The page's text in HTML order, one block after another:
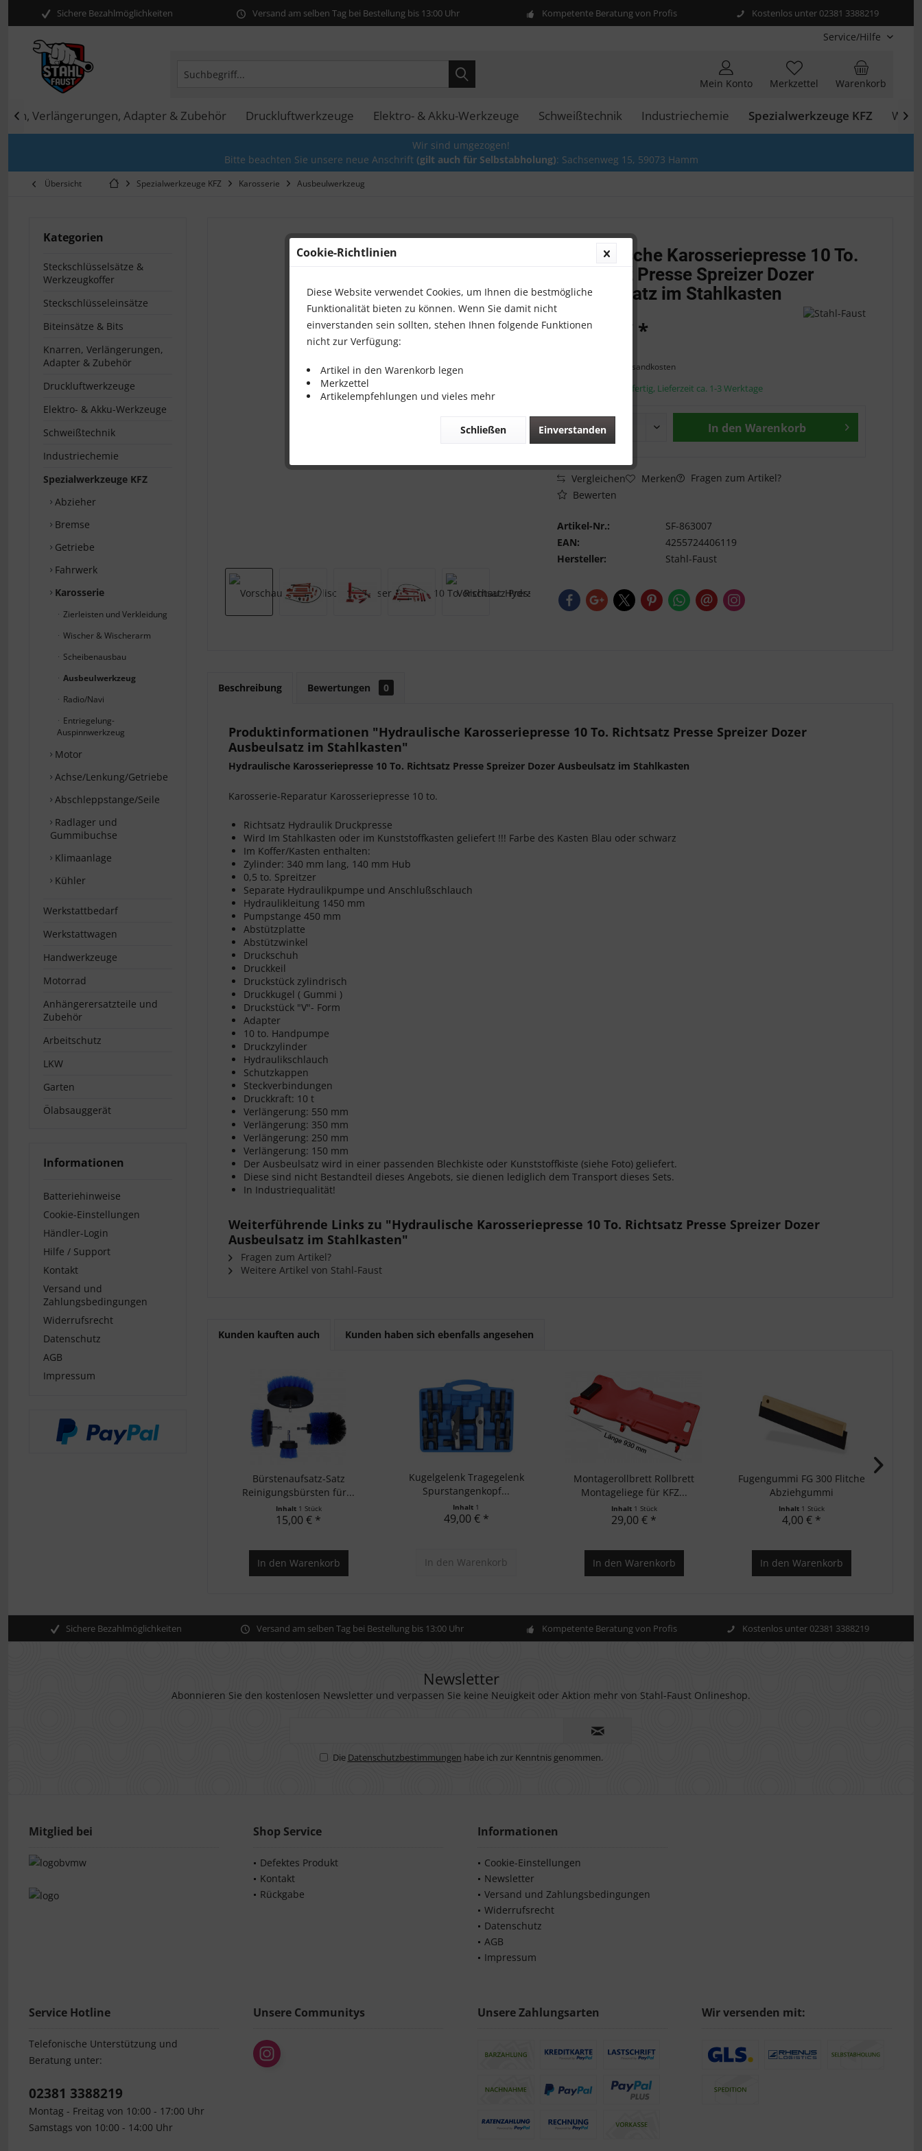
Sichere Bezahlmöglichkeiten Versand am selben Tag bei Bestellung bis 13:00 Uhr Kompetente Beratung von Profis Kostenlos unter 02381 3388219
Service/Hilfe
Warenkorb
Merkzettel
Mein Konto
Verlängerungen, Adapter & Zubehör Druckluftwerkzeuge Elektro- & Akku-Werkzeuge Schweißtechnik Industriechemie Spezialwerkzeuge KFZ
 
Wir sind umgezogen!
Bitte beachten Sie unsere neue Anschrift (gilt auch für Selbstabholung): Sachsenweg 15, 59073 Hamm
Übersicht Spezialwerkzeuge KFZ Karosserie Ausbeulwerkzeug
Kategorien
Steckschlüsselsätze &
Werkzeugkoffer
Steckschlüsseleinsätze
Biteinsätze & Bits
Knarren, Verlängerungen,
Adapter & Zubehör
Druckluftwerkzeuge
Elektro- & Akku-Werkzeuge
Schweißtechnik
Industriechemie
Spezialwerkzeuge KFZ
Abzieher
Bremse
Getriebe
Fahrwerk
Karosserie
Zierleisten und Verkleidung
Wischer & Wischerarm
Scheibenausbau
Ausbeulwerkzeug
Radio/Navi
Entriegelung-
Auspinnwerkzeug
Motor
Achse/Lenkung/Getriebe
Abschleppstange/Seile
Radlager und
Gummibuchse
Klimaanlage
Kühler
Werkstattbedarf
Werkstattwagen
Handwerkzeuge
Motorrad
Anhängerersatzteile und
Zubehör
Arbeitschutz
LKW
Garten
Ölabsauggerät
Informationen
Batteriehinweise
Cookie-Einstellungen
Händler-Login
Hilfe / Support
Kontakt
Versand und
Zahlungsbedingungen
Widerrufsrecht
Datenschutz
AGB
Impressum
Hydraulische Karosseriepresse 10 To.
Richtsatz Presse Spreizer Dozer
Ausbeulsatz im Stahlkasten
139,00 € *
zzgl. Versandkosten
Sofort versandfertig, Lieferzeit ca. 1-3 Werktage
In den Warenkorb
Vergleichen Merken
Fragen zum Artikel?
Bewerten
Artikel-Nr.:
SF-863007
EAN:
4255724406119
Hersteller:
Stahl-Faust
Beschreibung Bewertungen 0
Produktinformationen "Hydraulische Karosseriepresse 10 To. Richtsatz Presse Spreizer Dozer
Ausbeulsatz im Stahlkasten"
Hydraulische Karosseriepresse 10 To. Richtsatz Presse Spreizer Dozer Ausbeulsatz im Stahlkasten
Karosserie-Reparatur Karosseriepresse 10 to.
Richtsatz Hydraulik Druckpresse
Wird Im Stahlkasten oder im Kunststoffkasten geliefert !!! Farbe des Kasten Blau oder schwarz
Im Koffer/Kasten enthalten:
Zylinder: 340 mm lang, 140 mm Hub
0,5 to. Spreitzer
Separate Hydraulikpumpe und Anschlußschlauch
Hydraulikleitung 1450 mm
Pumpstange 450 mm
Abstützplatte
Abstützwinkel
Druckschuh
Druckkeil
Druckstück zylindrisch
Druckkugel ( Gummi )
Druckstück "V"- Form
Adapter
10 to. Handpumpe
Druckzylinder
Hydraulikschlauch
Schutzkappen
Steckverbindungen
Druckkraft: 10 t
Verlängerung: 550 mm
Verlängerung: 350 mm
Verlängerung: 250 mm
Verlängerung: 150 mm
Der Ausbeulsatz wird in einer passenden Blechkiste oder Kunststoffkiste (siehe Foto) geliefert.
Diese sind nicht Bestandteil dieses Angebots, sie dienen lediglich dem Transport dieses Sets.
In Industriequalität!
Weiterführende Links zu "Hydraulische Karosseriepresse 10 To. Richtsatz Presse Spreizer Dozer
Ausbeulsatz im Stahlkasten"
Fragen zum Artikel?
Weitere Artikel von Stahl-Faust
Kunden kauften auch Kunden haben sich ebenfalls angesehen
Bürstenaufsatz-Satz
Reinigungsbürsten für...
Inhalt 1 Stück
15,00 € *
In den Warenkorb
Kugelgelenk Tragegelenk
Spurstangenkopf...
Inhalt 1
49,00 € *
In den Warenkorb
Montagerollbrett Rollbrett
Montageliege für KFZ...
Inhalt 1 Stück
29,00 € *
In den Warenkorb
Fugengummi FG 300 Flitche
Abziehgummi
Inhalt 1 Stück
4,00 € *
In den Warenkorb
Sichere Bezahlmöglichkeiten Versand am selben Tag bei Bestellung bis 13:00 Uhr Kompetente Beratung von Profis Kostenlos unter 02381 3388219
Newsletter
Abonnieren Sie den kostenlosen Newsletter und verpassen Sie keine Neuigkeit oder Aktion mehr von Stahl-Faust Onlineshop.
Die Datenschutzbestimmungen habe ich zur Kenntnis genommen.
Mitglied bei Shop Service
Defektes Produkt
Kontakt
Rückgabe
Informationen
Cookie-Einstellungen
Newsletter
Versand und Zahlungsbedingungen
Widerrufsrecht
Datenschutz
AGB
Impressum
Service Hotline
Telefonische Unterstützung und
Beratung unter:
02381 3388219
Montag - Freitag von 10:00 - 17:00 Uhr
Samstags von 10:00 - 14:00 Uhr
Unsere Communitys Unsere Zahlungsarten Wir versenden mit:
Cookie-Richtlinien
Diese Website verwendet Cookies, um Ihnen die bestmögliche
Funktionalität bieten zu können. Wenn Sie damit nicht
einverstanden sein sollten, stehen Ihnen folgende Funktionen
nicht zur Verfügung:
Artikel in den Warenkorb legen
Merkzettel
Artikelempfehlungen und vieles mehr
Einverstanden
Schließen